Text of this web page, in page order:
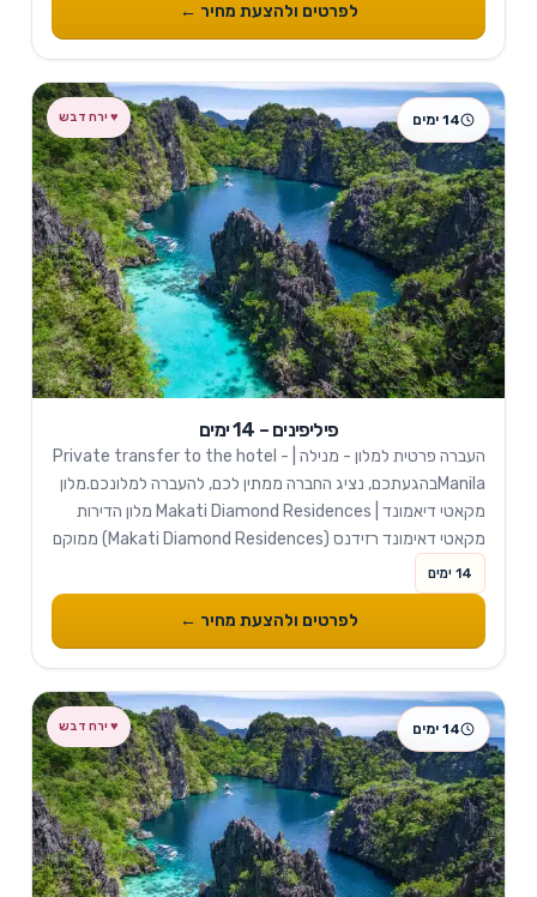
לפרטים ולהצעת מחיר ←
14 ימים
פיליפינים – 14 ימים
העברה פרטית למלון - מנילה | Private transfer to the hotel -
Manilaבהגעתכם, נציג החברה ממתין לכם, להעברה למלונכם.מלון
מקאטי דיאמונד | Makati Diamond Residences מלון הדירות
מקאטי דאימונד רזידנס (Makati Diamond Residences) ממוקם
לאורך רחוב לגאזפי (Legazpi), בלב רובע העסקים המרכזי...
14 ימים
לפרטים ולהצעת מחיר ←
14 ימים